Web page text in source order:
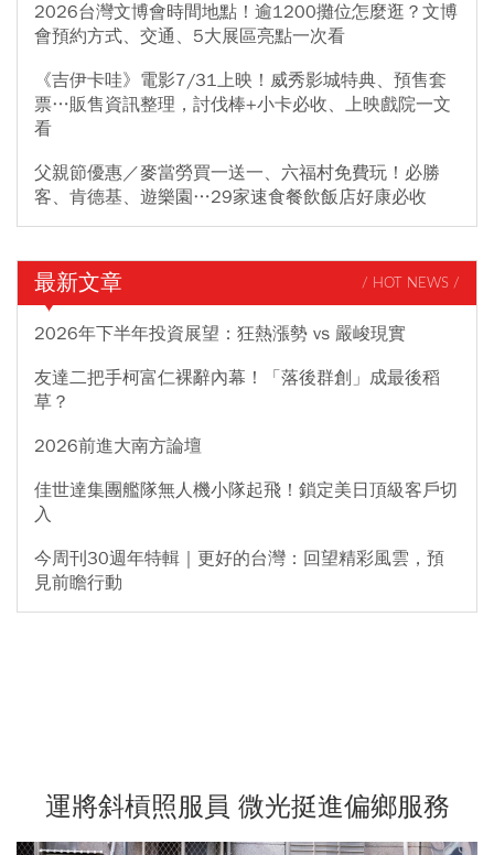
2026台灣文博會時間地點！逾1200攤位怎麼逛？文博
會預約方式、交通、5大展區亮點一次看
《吉伊卡哇》電影7/31上映！威秀影城特典、預售套
票…販售資訊整理，討伐棒+小卡必收、上映戲院一文
看
父親節優惠／麥當勞買一送一、六福村免費玩！必勝
客、肯德基、遊樂園…29家速食餐飲飯店好康必收
最新文章 / HOT NEWS /
2026年下半年投資展望：狂熱漲勢 vs 嚴峻現實
友達二把手柯富仁裸辭內幕！「落後群創」成最後稻
草？
2026前進大南方論壇
佳世達集團艦隊無人機小隊起飛！鎖定美日頂級客戶切
入
今周刊30週年特輯｜更好的台灣：回望精彩風雲，預
見前瞻行動
運將斜槓照服員 微光挺進偏鄉服務